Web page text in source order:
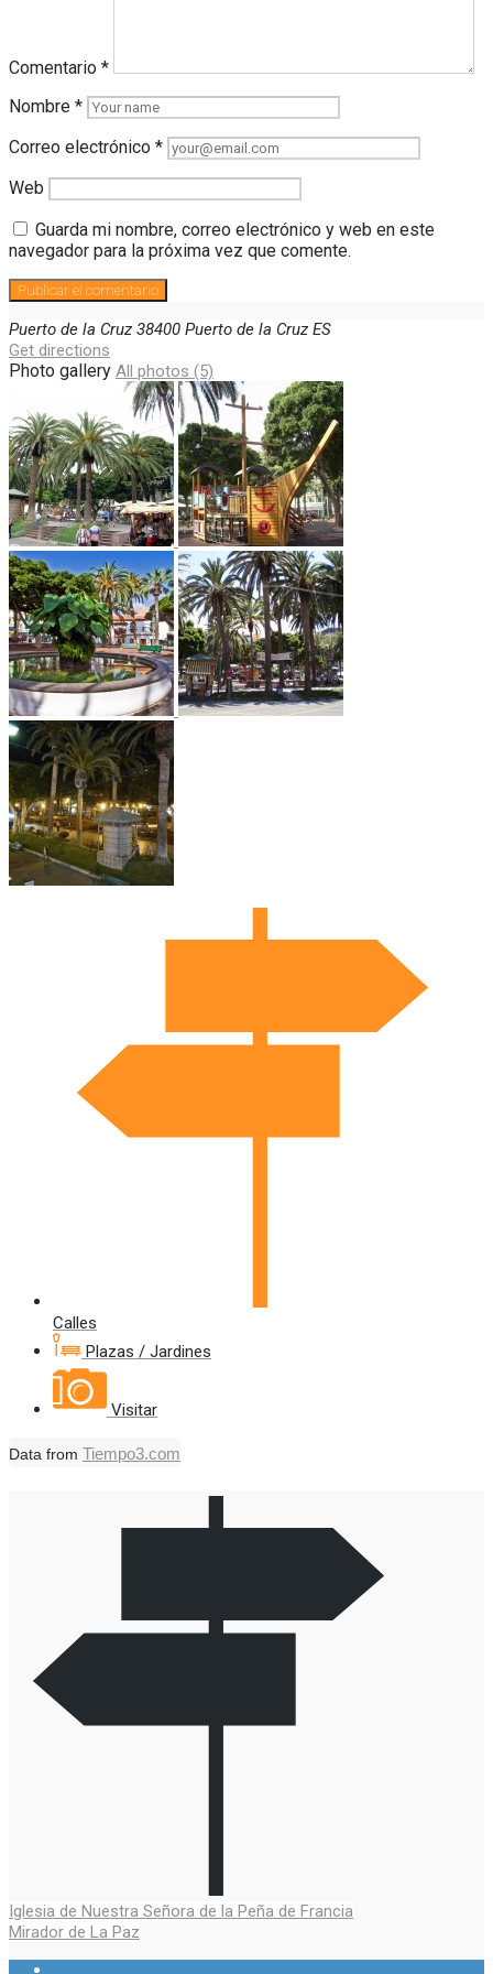
Comentario *
Nombre *
Correo electrónico *
Web
Guarda mi nombre, correo electrónico y web en este
navegador para la próxima vez que comente.
Puerto de la Cruz 38400 Puerto de la Cruz ES
Get directions
Photo gallery All photos (5)
Calles
Plazas / Jardines
Visitar
Data from Tiempo3.com
Navegación
de
Iglesia de Nuestra Señora de la Peña de Francia
Mirador de La Paz